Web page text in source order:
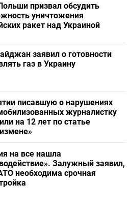
призвал обсудить
уничтожения
ракет над Украиной
заявил о готовности
газ в Украину
писавшую о нарушениях
журналистку
на 12 лет по статье
на все нашла
Залужный заявил,
необходима срочная